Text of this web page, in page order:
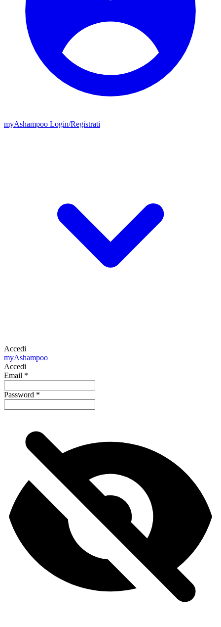
myAshampoo Login/Registrati
Accedi
myAshampoo
Accedi
Email *
Password *